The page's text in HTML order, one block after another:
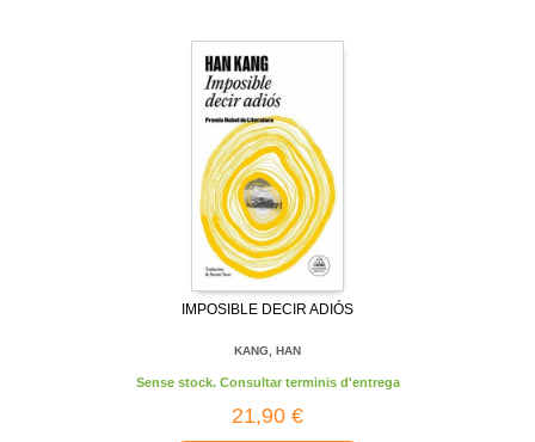
IMPOSIBLE DECIR ADIÓS
KANG, HAN
Sense stock. Consultar terminis d'entrega
21,90 €